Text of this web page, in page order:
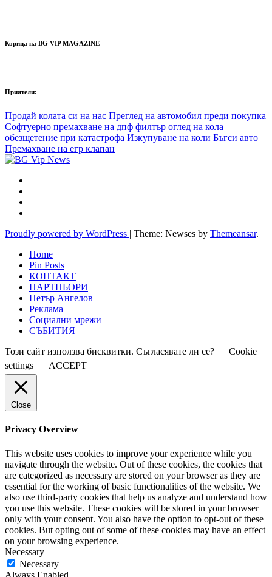
Корица на BG VIP MAGAZINE
Приятели:
Продай колата си на нас Преглед на автомобил преди покупка
Софтуерно премахване на дпф филтър оглед на кола
обезщетение при катастрофа Изкупуване на коли Бъгси авто
Премахване на егр клапан
Proudly powered by WordPress | Theme: Newses by Themeansar.
Home
Pin Posts
КОНТАКТ
ПАРТНЬОРИ
Петър Ангелов
Реклама
Социални мрежи
СЪБИТИЯ
Този сайт използва бисквитки. Съгласявате ли се?
Cookie
settings
ACCEPT
Close
Privacy Overview
This website uses cookies to improve your experience while you
navigate through the website. Out of these cookies, the cookies that
are categorized as necessary are stored on your browser as they are
essential for the working of basic functionalities of the website. We
also use third-party cookies that help us analyze and understand how
you use this website. These cookies will be stored in your browser
only with your consent. You also have the option to opt-out of these
cookies. But opting out of some of these cookies may have an effect
on your browsing experience.
Necessary
Necessary
Always Enabled